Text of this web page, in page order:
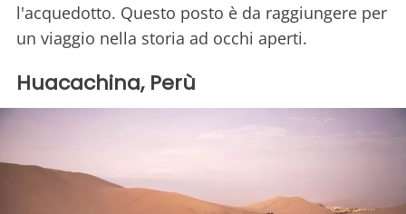
l'acquedotto. Questo posto è da raggiungere per
un viaggio nella storia ad occhi aperti.
Huacachina, Perù